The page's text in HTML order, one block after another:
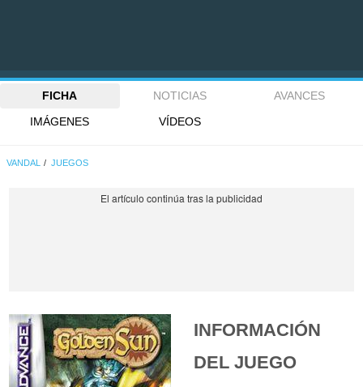
FICHA NOTICIAS
AVANCES
IMÁGENES
VÍDEOS
VANDAL JUEGOS
INFORMACIÓN
DEL JUEGO